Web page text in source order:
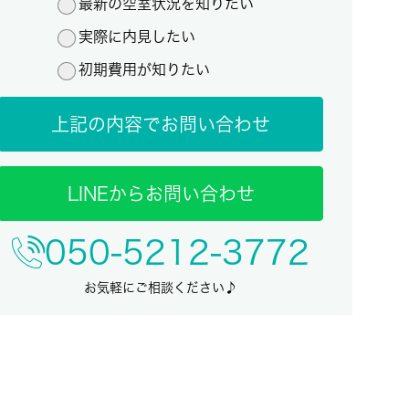
最新の空室状況を知りたい
実際に内見したい
初期費用が知りたい
上記の内容でお問い合わせ
LINEからお問い合わせ
050-5212-3772
お気軽にご相談ください♪